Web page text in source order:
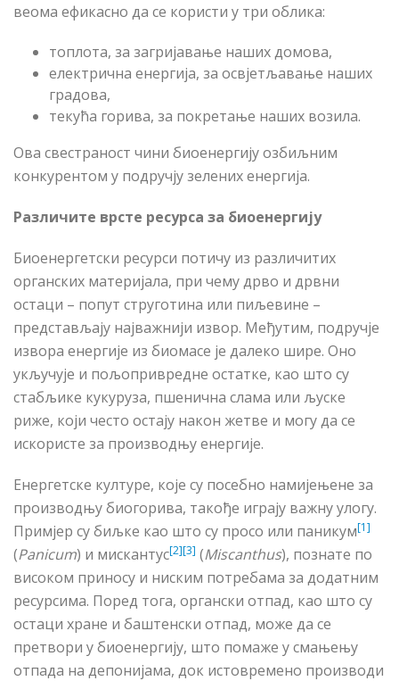
веома ефикасно да се користи у три облика:
топлота, за загријавање наших домова,
електрична енергија, за освјетљавање наших
градова,
текућа горива, за покретање наших возила.
Ова свестраност чини биоенергију озбиљним
конкурентом у подручју зелених енергија.
Различите врсте ресурса за биоенергију
Биоенергетски ресурси потичу из различитих
органских материјала, при чему дрво и дрвни
остаци – попут струготина или пиљевине –
представљају најважнији извор. Међутим, подручје
извора енергије из биомасе је далеко шире. Оно
укључује и пољопривредне остатке, као што су
стабљике кукуруза, пшенична слама или љуске
риже, који често остају након жетве и могу да се
искористе за производњу енергије.
Енергетске културе, које су посебно намијењене за
производњу биогорива, такође играју важну улогу.
Примјер су биљке као што су просо или паникум[1]
(Panicum) и мискантус[2][3] (Miscanthus), познате по
високом приносу и ниским потребама за додатним
ресурсима. Поред тога, органски отпад, као што су
остаци хране и баштенски отпад, може да се
претвори у биоенергију, што помаже у смањењу
отпада на депонијама, док истовремено производи